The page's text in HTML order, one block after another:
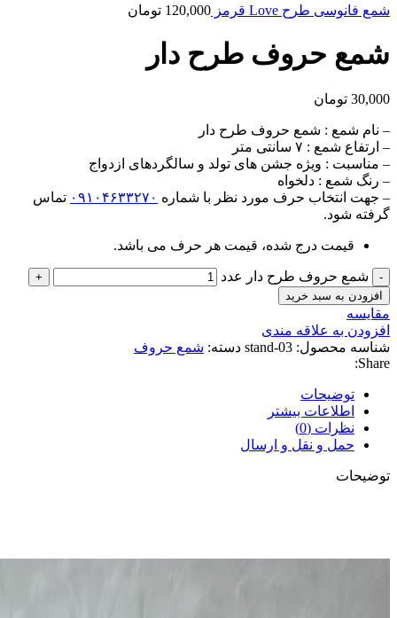
شمع فانوسی طرح Love قرمز 120,000 تومان
شمع حروف طرح دار
30,000 تومان
– نام شمع : شمع حروف طرح دار
– ارتفاع شمع : ۷ سانتی متر
– مناسبت : ویژه جشن های تولد و سالگردهای ازدواج
– رنگ شمع : دلخواه
– جهت انتخاب حرف مورد نظر با شماره ۰۹۱۰۴۶۳۳۲۷۰ تماس
گرفته شود.
قیمت درج شده، قیمت هر حرف می باشد.
شمع حروف طرح دار عدد
افزودن به سبد خرید
مقايسه
افزودن به علاقه مندی
شناسه محصول: stand-03 دسته: شمع حروف
Share:
توضیحات
اطلاعات بیشتر
نظرات (0)
حمل و نقل و ارسال
توضیحات